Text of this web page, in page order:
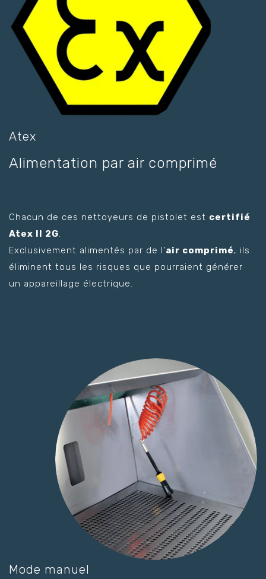
Atex
Alimentation par air comprimé
Chacun de ces nettoyeurs de pistolet est certifié
Atex II 2G.
Exclusivement alimentés par de l’air comprimé, ils
éliminent tous les risques que pourraient générer
un appareillage électrique.
Mode manuel